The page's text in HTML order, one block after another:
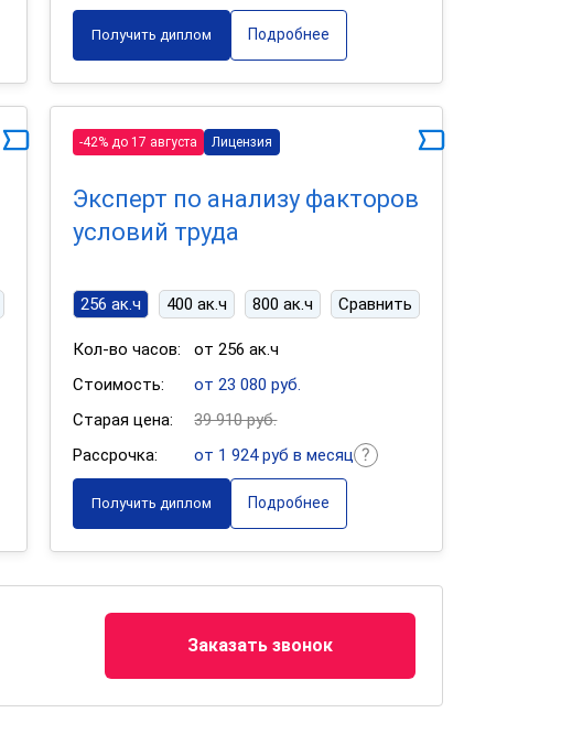
Получить диплом Подробнее
-42% до 17 августа Лицензия
Эксперт по анализу факторов
условий труда
256 ак.ч 400 ак.ч 800 ак.ч Сравнить
Кол-во часов:
от 256 ак.ч
Стоимость:
от 23 080 руб.
Старая цена:
39 910 руб.
Рассрочка:
от 1 924 руб в месяц
Получить диплом Подробнее
Заказать звонок